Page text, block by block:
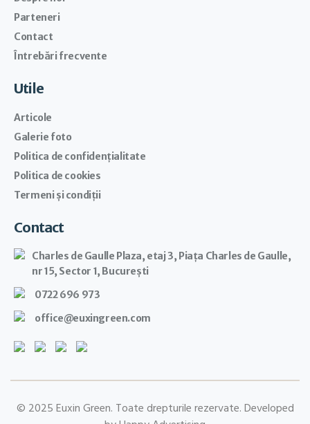
Parteneri
Contact
Întrebări frecvente
Utile
Articole
Galerie foto
Politica de confidențialitate
Politica de cookies
Termeni şi condiţii
Contact
Charles de Gaulle Plaza, etaj 3, Piața Charles de Gaulle,
nr 15, Sector 1, București
0722 696 973
office@euxingreen.com
© 2025 Euxin Green. Toate drepturile rezervate. Developed